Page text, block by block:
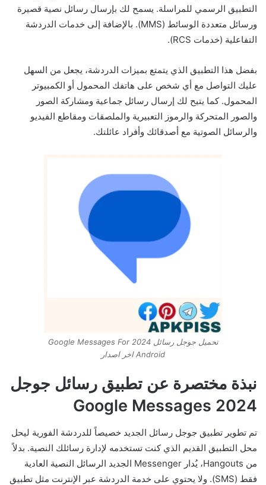
التطبيق الرسمي للمراسلة. يسمح لك بإرسال رسائل نصية قصيرة
ورسائل متعددة الوسائط (MMS). بالإضافة إلى خدمات الدردشة
التفاعلية (خدمات RCS).
بفضل هذا التطبيق الذي يتمتع بميزات الدردشة، يجعل من السهل
عليك التواصل مع أي شخص على هاتفك المحمول أو الكمبيوتر
المحمول. كما يتيح لك إرسال رسائل جماعية ومشاركة الصور
والصور المتحركة والرموز التعبيرية والملصقات ومقاطع الفيديو
والرسائل الصوتية مع أصدقائك وأفراد عائلتك.
تحميل جوجل رسائل 2024 Google Messages For
Android اخر اصدار
نبذة مختصرة عن تطبيق رسائل جوجل
2024 Google Messages
تم تطوير تطبيق جوجل رسائل الجديد خصيصاً للدردشة الفورية ليحل
محل التطبيق القديم الذي كنت تستخدمه لإدارة رسائلك النصية. بدلاً
من Hangouts، يُدار Messenger الجديد الرسائل النصية العادية
فقط (SMS). ولا يحتوي على خدمة الدردشة عبر الإنترنت مثل تطبيق